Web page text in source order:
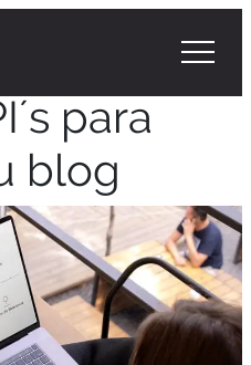
para
blog